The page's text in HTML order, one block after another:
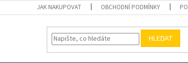
JAK NAKUPOVAT OBCHODNÍ PODMÍNKY
HLEDAT